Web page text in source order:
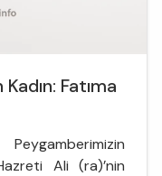
Fatıma
Ali (ra)’nin